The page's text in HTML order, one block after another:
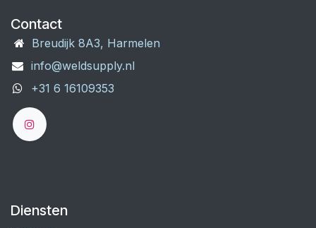
Contact
Breudijk 8A3, Harmelen
info@weldsupply.nl
+31 6 16109353
Diensten